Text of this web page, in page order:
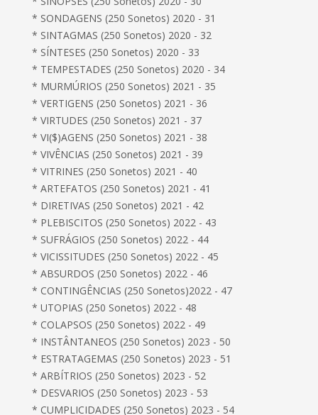
* SONDAGENS (250 Sonetos) 2020 - 31
* SINTAGMAS (250 Sonetos) 2020 - 32
* SÍNTESES (250 Sonetos) 2020 - 33
* TEMPESTADES (250 Sonetos) 2020 - 34
* MURMÚRIOS (250 Sonetos) 2021 - 35
* VERTIGENS (250 Sonetos) 2021 - 36
* VIRTUDES (250 Sonetos) 2021 - 37
* VI($)AGENS (250 Sonetos) 2021 - 38
* VIVÊNCIAS (250 Sonetos) 2021 - 39
* VITRINES (250 Sonetos) 2021 - 40
* ARTEFATOS (250 Sonetos) 2021 - 41
* DIRETIVAS (250 Sonetos) 2021 - 42
* PLEBISCITOS (250 Sonetos) 2022 - 43
* SUFRÁGIOS (250 Sonetos) 2022 - 44
* VICISSITUDES (250 Sonetos) 2022 - 45
* ABSURDOS (250 Sonetos) 2022 - 46
* CONTINGÊNCIAS (250 Sonetos)2022 - 47
* UTOPIAS (250 Sonetos) 2022 - 48
* COLAPSOS (250 Sonetos) 2022 - 49
* INSTÂNTANEOS (250 Sonetos) 2023 - 50
* ESTRATAGEMAS (250 Sonetos) 2023 - 51
* ARBÍTRIOS (250 Sonetos) 2023 - 52
* DESVARIOS (250 Sonetos) 2023 - 53
* CUMPLICIDADES (250 Sonetos) 2023 - 54